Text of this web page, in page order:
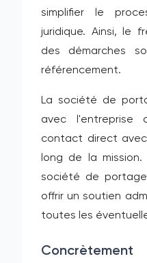
simplifier le
juridique. Ainsi, le
des démarches
référencement.
La société de
avec l'entreprise
contact direct
long de la
société de
offrir un soutien
toutes les